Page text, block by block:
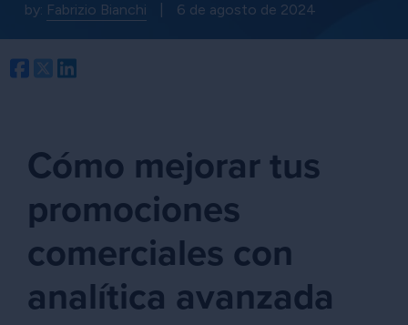
by: Fabrizio Bianchi 6 de agosto de 2024
Facebook
Twitter
Cómo mejorar tus
promociones
comerciales con
analítica avanzada